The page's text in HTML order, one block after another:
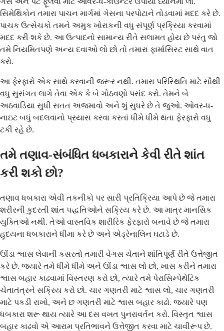
સિમેથિકોન તમારા પાચન માર્ગમાં ગેસના પરપોટાને તોડવામાં મદદ કરે છે.
પાચક ઉત્સેચકો તમને અમુક ખોરાકની વધુ સંપૂર્ણ પ્રક્રિયા કરવામાં
મદદ કરી શકે છે. આ ઉત્પાદનો સામાન્ય રીતે સલામત હોય છે પરંતુ જો
તમે નિયમિતપણે અન્ય દવાઓ લો છો તો તમારા ફાર્માસિસ્ટ સાથે વાત
કરો.
આ ફેરફારો એક સાથે કરવાની જરૂર નથી. તમારા પરિસ્થિતિ માટે સૌથી
વધુ સુસંગત લાગે તેવા એક કે બે ગોઠવણો પસંદ કરો. તેમને બે
અઠવાડિયા સુધી સતત અજમાવો અને શું સુધરે છે તે જુઓ. ઓવર-ધ-
નાઇટ બધું બદલવાનો પ્રયાસ કરવા કરતાં ધીમે ધીમે થતા ફેરફારો વધુ
ટકી રહે છે.
તમે તણાવ-સંબંધિત ધબકારાને કેવી રીતે શાંત
કરી શકો છો?
તણાવ ધબકારા એવી તકનીકો પર સારી પ્રતિક્રિયા આપે છે જે તમારા
શરીરની કુદરતી શાંત પદ્ધતિઓને સક્રિય કરે છે. આ માત્ર માનસિક
યુક્તિઓ નથી. તેઓ વાસ્તવિક શારીરિક ફેરફારો બનાવે છે જે તમારા
હૃદયના ધબકારાને ધીમા કરે છે અને એડ્રેનાલિન ઘટાડે છે.
ઊંડા શ્વાસ લેવાની કસરતો તમારી વેગસ ચેતાને શાંતિપૂર્ણ રીતે ઉત્તેજીત
કરે છે. જ્યારે તમે ધીમે ધીમે અને ઊંડા શ્વાસ લો છો, ખાસ કરીને તમારા
શ્વાસ બહાર કાઢવામાં વિસ્તરણ કરો છો, ત્યારે તમે પેરાસિમ્પેથેટિક
ચેતાતંત્રને સક્રિય કરો છો. ચાર ગણતરી માટે શ્વાસ લો, ચાર ગણતરી
માટે પકડી રાખો, અને છ ગણતરી માટે શ્વાસ બહાર કાઢો. જ્યારે પણ
ધબકારા શરૂ થાય ત્યારે આ દસ વખત પુનરાવર્તન કરો. વિસ્તૃત શ્વાસ
બહાર કાઢવો એ આરામ પ્રતિભાવને ઉત્તેજીત કરવા માટે ચાવીરૂપ છે.